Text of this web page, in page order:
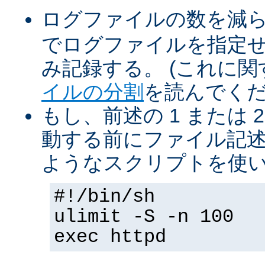
ログファイルの数を減
でログファイルを指定
み記録する。 (これに
イルの分割 を読んでく
もし、前述の 1 または
動する前にファイル記
ようなスクリプトを使
#!/bin/sh
ulimit -S -n 100
exec httpd